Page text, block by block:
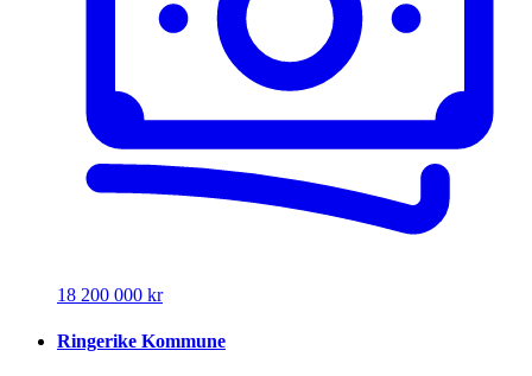
18 200 000 kr
Ringerike Kommune